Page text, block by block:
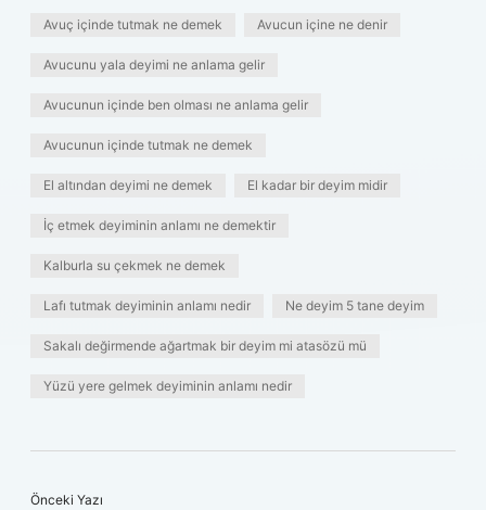
Avuç içinde tutmak ne demek Avucun içine ne denir
Avucunu yala deyimi ne anlama gelir
Avucunun içinde ben olması ne anlama gelir
Avucunun içinde tutmak ne demek
El altından deyimi ne demek El kadar bir deyim midir
İç etmek deyiminin anlamı ne demektir
Kalburla su çekmek ne demek
Lafı tutmak deyiminin anlamı nedir Ne deyim 5 tane deyim
Sakalı değirmende ağartmak bir deyim mi atasözü mü
Yüzü yere gelmek deyiminin anlamı nedir
Önceki Yazı